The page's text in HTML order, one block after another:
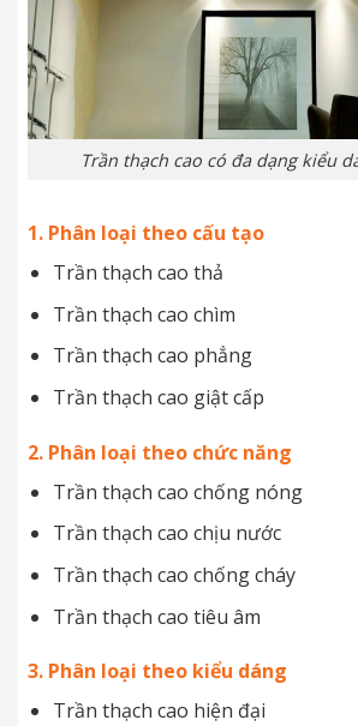
Trần thạch cao có đa dạng kiểu
1. Phân loại theo cấu tạo
Trần thạch cao thả
Trần thạch cao chìm
Trần thạch cao phẳng
Trần thạch cao giật cấp
2. Phân loại theo chức năng
Trần thạch cao chống nóng
Trần thạch cao chịu nước
Trần thạch cao chống cháy
Trần thạch cao tiêu âm
3. Phân loại theo kiểu dáng
Trần thạch cao hiện đại